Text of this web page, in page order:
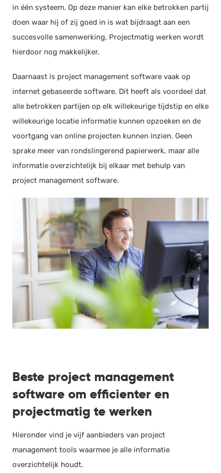
in één systeem. Op deze manier kan elke betrokken partij
doen waar hij of zij goed in is wat bijdraagt aan een
succesvolle samenwerking. Projectmatig werken wordt
hierdoor nog makkelijker.
Daarnaast is project management software vaak op
internet gebaseerde software. Dit heeft als voordeel dat
alle betrokken partijen op elk willekeurige tijdstip en elke
willekeurige locatie informatie kunnen opzoeken en de
voortgang van online projecten kunnen inzien. Geen
sprake meer van rondslingerend papierwerk, maar alle
informatie overzichtelijk bij elkaar met behulp van
project management software.
Beste project management
software om efficienter en
projectmatig te werken
Hieronder vind je vijf aanbieders van project
management tools waarmee je alle informatie
overzichtelijk houdt.